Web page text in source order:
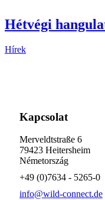
Hétvégi
Hírek
Kapcsolat
Merveldtstraße 6
79423 Heitersheim
Németország
+49 (0)7634 - 5265-0
info@wild-connect.de